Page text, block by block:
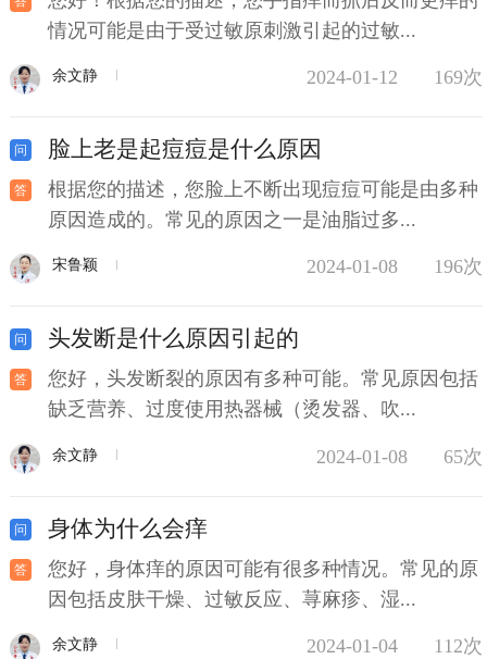
情况可能是由于受过敏原刺激引起的过敏...
余文静 2024-01-12 169次
脸上老是起痘痘是什么原因
根据您的描述，您脸上不断出现痘痘可能是由多种
原因造成的。常见的原因之一是油脂过多...
宋鲁颖 2024-01-08 196次
头发断是什么原因引起的
您好，头发断裂的原因有多种可能。常见原因包括
缺乏营养、过度使用热器械（烫发器、吹...
余文静 2024-01-08 65次
身体为什么会痒
您好，身体痒的原因可能有很多种情况。常见的原
因包括皮肤干燥、过敏反应、荨麻疹、湿...
余文静 2024-01-04 112次